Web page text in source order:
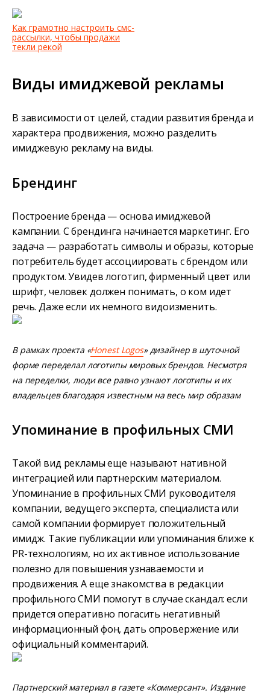
Как грамотно настроить смс-
рассылки, чтобы продажи
текли рекой
Виды имиджевой рекламы
В зависимости от целей, стадии развития бренда и
характера продвижения, можно разделить
имиджевую рекламу на виды.
Брендинг
Построение бренда — основа имиджевой
кампании. С брендинга начинается маркетинг. Его
задача — разработать символы и образы, которые
потребитель будет ассоциировать с брендом или
продуктом. Увидев логотип, фирменный цвет или
шрифт, человек должен понимать, о ком идет
речь. Даже если их немного видоизменить.
В рамках проекта «Honest Logos» дизайнер в шуточной
форме переделал логотипы мировых брендов. Несмотря
на переделки, люди все равно узнают логотипы и их
владельцев благодаря известным на весь мир образам
Упоминание в профильных СМИ
Такой вид рекламы еще называют нативной
интеграцией или партнерским материалом.
Упоминание в профильных СМИ руководителя
компании, ведущего эксперта, специалиста или
самой компании формирует положительный
имидж. Такие публикации или упоминания ближе к
PR-технологиям, но их активное использование
полезно для повышения узнаваемости и
продвижения. А еще знакомства в редакции
профильного СМИ помогут в случае скандал: если
придется оперативно погасить негативный
информационный фон, дать опровержение или
официальный комментарий.
Партнерский материал в газете «Коммерсант». Издание